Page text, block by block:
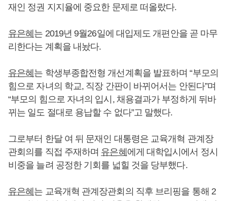
재인 정권 지지율에 중요한 문제로 떠올랐다.
유은혜 는 2019년 9월26일에 대입제도 개편안을 곧 마무
리한다는 계획을 내놨다.
유은혜 는 학생부종합전형 개선계획을 발표하며 “부모의
힘으로 자녀의 학교, 직장 간판이 바뀌어서는 안된다”며
“부모의 힘으로 자녀의 입시, 채용결과가 부정하게 뒤바
뀌는 일도 절대로 용납할 수 없다”고 말했다.
그로부터 한달 여 뒤 문재인 대통령은 교육개혁 관계장
관회의를 직접 주재하며 유은혜 에게 대학입시에서 정시
비중을 늘려 공정한 기회를 넓힐 것을 당부했다.
유은혜 는 교육개혁 관계장관회의 직후 브리핑을 통해 2